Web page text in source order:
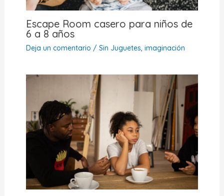
Escape Room casero para niños de
6 a 8 años
Deja un comentario / Sin Juguetes, imaginación